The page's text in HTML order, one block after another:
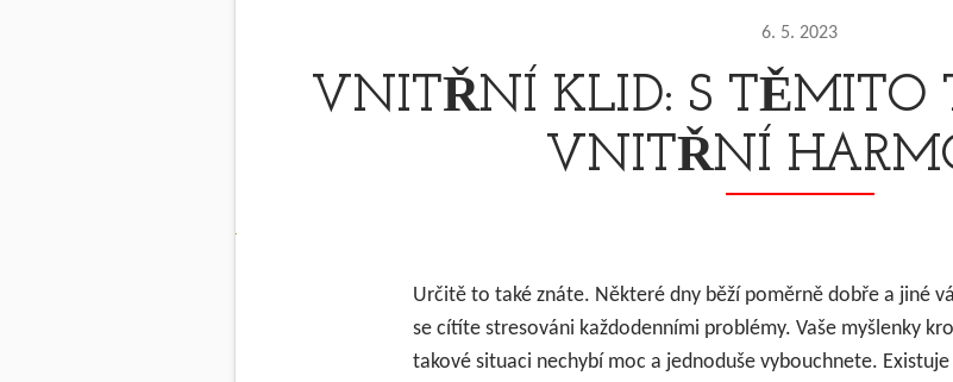
6. 5. 2023
VNITŘNÍ KLID: S TĚMITO
VNITŘNÍ
Určitě to také znáte. Některé dny běží poměrně dobře a jiné
se cítíte stresováni každodenními problémy. Vaše myšlenky
takové situaci nechybí moc a jednoduše vybouchnete.